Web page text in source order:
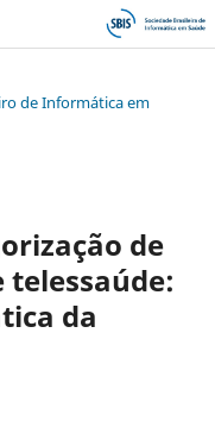
de Informática em
de
telessaúde:
da